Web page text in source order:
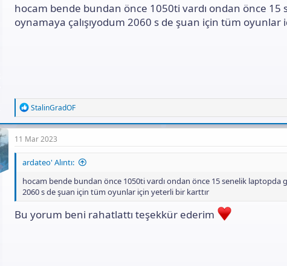
hocam bende bundan önce 1050ti vardı ondan önce 15
oynamaya çalışıyodum 2060 s de şuan için tüm oyunlar
R
e
a
c
t
o
s
:
StalinGradOF
11 Mar 2023
ardateo' Alıntı:
hocam bende bundan önce 1050ti vardı ondan önce 15 senelik laptopda
2060 s de şuan için tüm oyunlar için yeterli bir karttır
Bu yorum beni rahatlattı teşekkür ederim